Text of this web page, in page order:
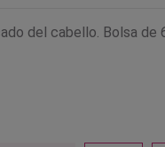
del cabello. Bolsa de